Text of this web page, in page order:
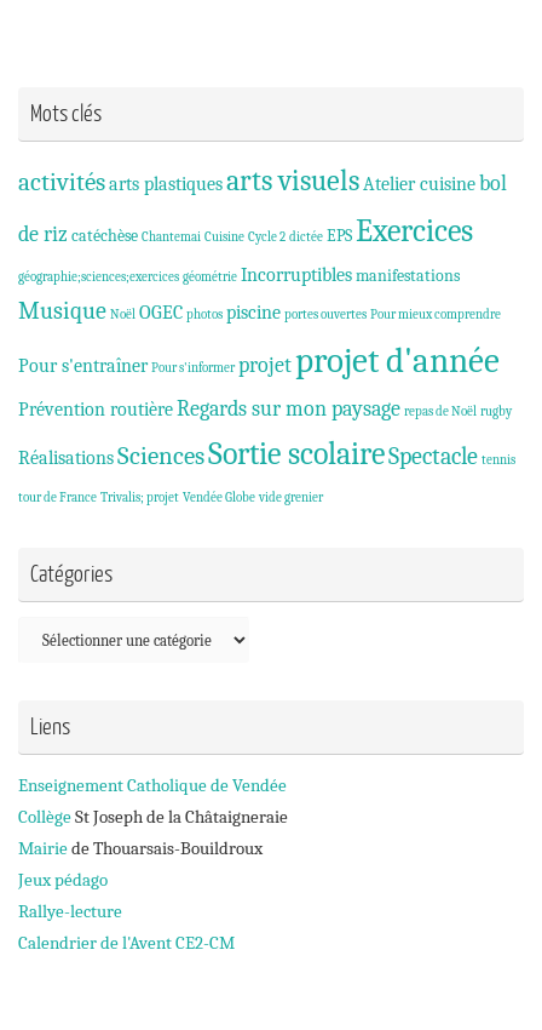
Mots clés
activitésarts plastiquesarts visuelsAtelier cuisinebol
de riz catéchèse Chantemai Cuisine Cycle 2 dictée EPSExercices
géographie;sciences;exercices géométrie Incorruptiblesmanifestations
Musique Noël OGEC photos piscine portes ouvertes Pour mieux comprendre
Pour s'entraîner Pour s'informer projetprojet d'année
Prévention routièreRegards sur mon paysage repas de Noël rugby
RéalisationsSciencesSortie scolaireSpectacle tennis
tour de France Trivalis; projet Vendée Globe vide grenier
Catégories
Catégories
Liens
Enseignement Catholique de Vendée
CollègeSt Joseph de la Châtaigneraie
Mairiede Thouarsais-Bouildroux
Jeux pédago
Rallye-lecture
Calendrier de l'Avent CE2-CM